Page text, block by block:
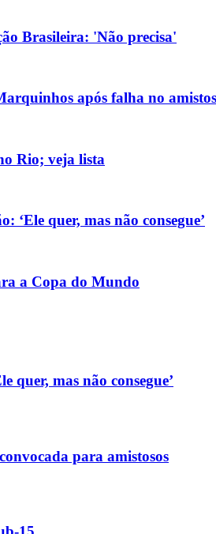
Brasileira: 'Não precisa'
após falha no
Rio; veja lista
‘Ele quer, mas não consegue’
a Copa do Mundo
quer, mas não consegue’
para amistosos